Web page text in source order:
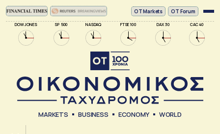
DOW JONES SP 500 NASDAQ FTSE 100 DAX 30 CAC 40
ΟΤ Markets OT Forum
MARKETS BUSINESS ECONOMY WORLD